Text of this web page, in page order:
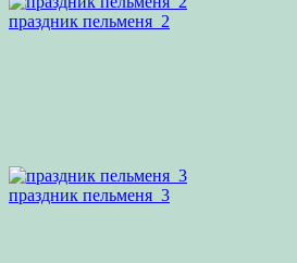
праздник пельменя_2
праздник пельменя_3